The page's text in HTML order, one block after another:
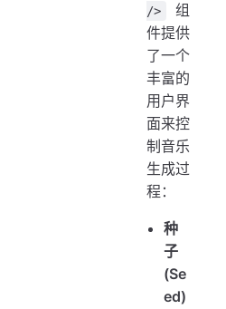
/>
组
件提供
了一个
丰富的
用户界
面来控
制音乐
生成过
程：
种
子
(Se
ed)